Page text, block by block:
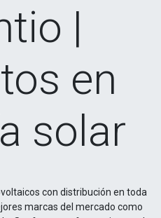
|
en
solar
con distribución en toda
marcas del mercado como